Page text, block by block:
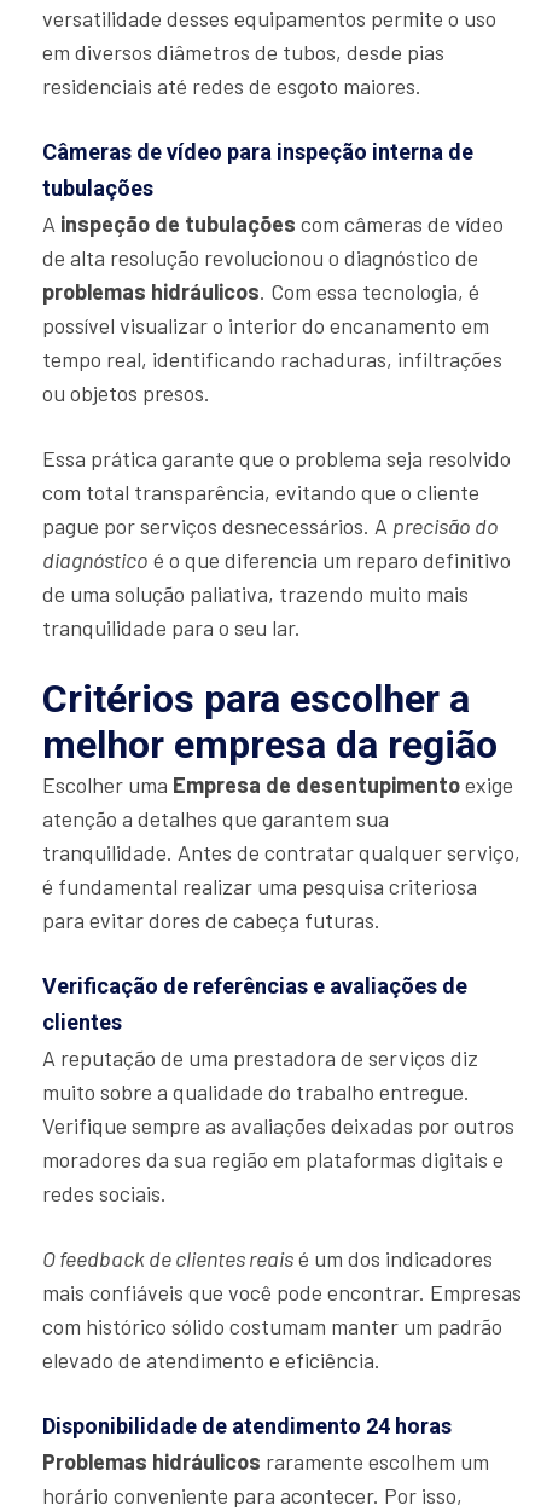
versatilidade desses equipamentos permite o uso
em diversos diâmetros de tubos, desde pias
residenciais até redes de esgoto maiores.
Câmeras de vídeo para inspeção interna de
tubulações
A inspeção de tubulações com câmeras de vídeo
de alta resolução revolucionou o diagnóstico de
problemas hidráulicos. Com essa tecnologia, é
possível visualizar o interior do encanamento em
tempo real, identificando rachaduras, infiltrações
ou objetos presos.
Essa prática garante que o problema seja resolvido
com total transparência, evitando que o cliente
pague por serviços desnecessários. A precisão do
diagnóstico é o que diferencia um reparo definitivo
de uma solução paliativa, trazendo muito mais
tranquilidade para o seu lar.
Critérios para escolher a
melhor empresa da região
Escolher uma Empresa de desentupimentoexige
atenção a detalhes que garantem sua
tranquilidade. Antes de contratar qualquer serviço,
é fundamental realizar uma pesquisa criteriosa
para evitar dores de cabeça futuras.
Verificação de referências e avaliações de
clientes
A reputação de uma prestadora de serviços diz
muito sobre a qualidade do trabalho entregue.
Verifique sempre as avaliações deixadas por outros
moradores da sua região em plataformas digitais e
redes sociais.
O feedback de clientes reaisé um dos indicadores
mais confiáveis que você pode encontrar. Empresas
com histórico sólido costumam manter um padrão
elevado de atendimento e eficiência.
Disponibilidade de atendimento 24 horas
Problemas hidráulicos raramente escolhem um
horário conveniente para acontecer. Por isso,